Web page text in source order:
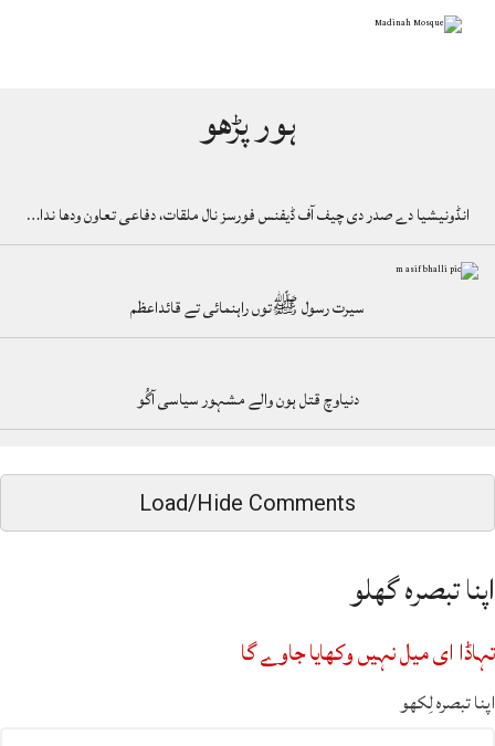
ہور پڑھو
انڈونیشیا دے صدر دی چیف آف ڈیفنس فورسز نال ملقات، دفاعی تعاون ودھا ندا…
سیرت رسول ﷺتوں راہنمائی تے قائداعظم
دنیاوچ قتل ہون والے مشہور سیاسی آگُو
Load/Hide Comments
اپنا تبصرہ گھلو
تہاڈا ای میل نہیں وکھایا جاوے گا
اپنا تبصرہ لِکھو